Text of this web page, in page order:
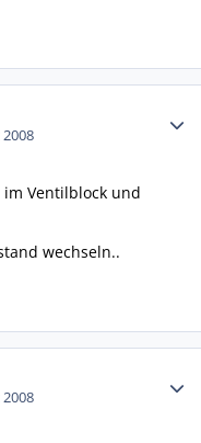
2008
im Ventilblock und
wechseln..
2008